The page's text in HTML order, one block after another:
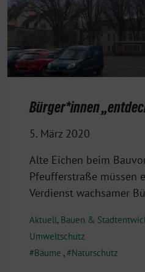
Bürger*innen
5. März 2020
Alte Eichen beim
Pfeufferstraße müssen
Verdienst wachsamer
Aktuell, Bauen &
Umweltschutz
Bäume , Naturschutz